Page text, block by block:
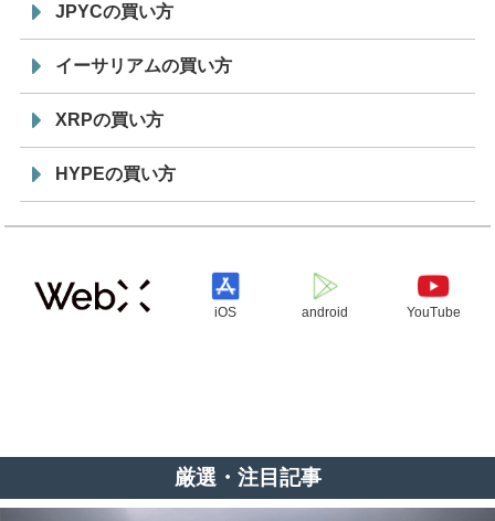
JPYCの買い方
イーサリアムの買い方
XRPの買い方
HYPEの買い方
iOS android YouTube
厳選・注目記事